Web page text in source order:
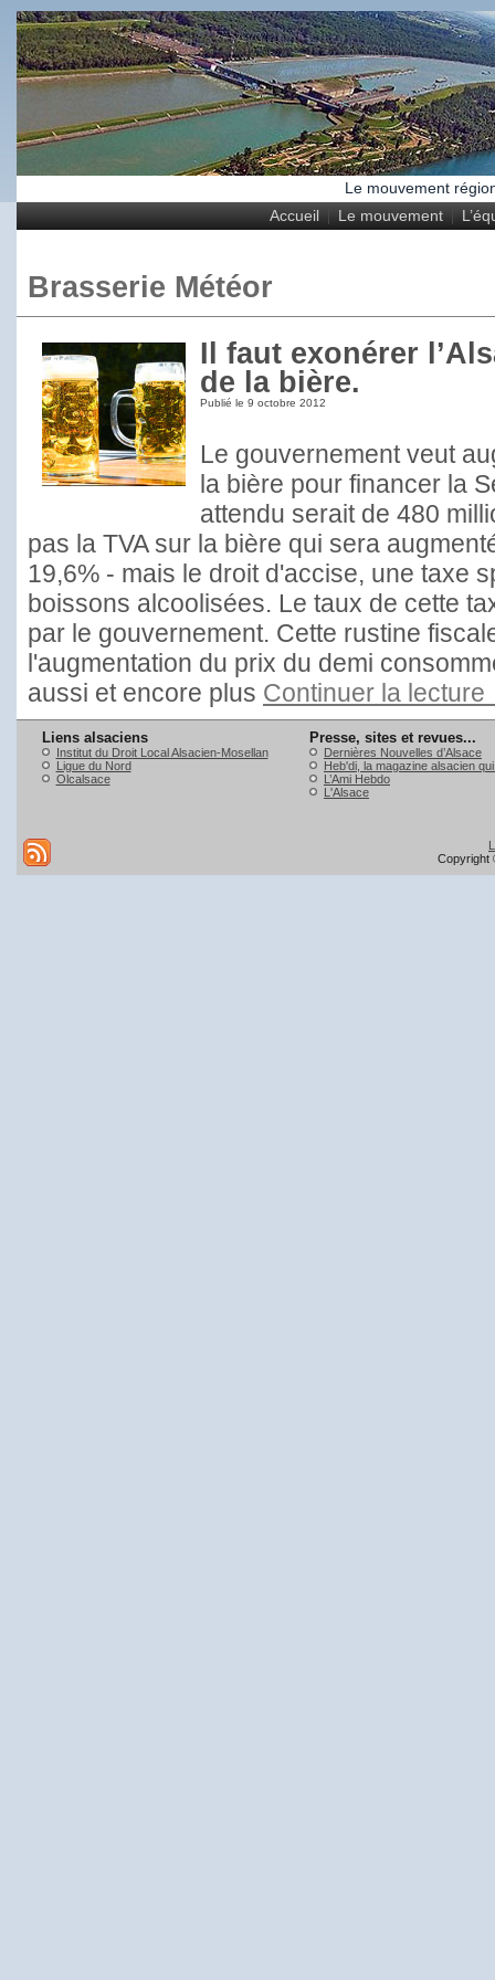
Le mouvement
Accueil
Le mouvement
Brasserie Météor
Il faut exonérer
de la bière.
Publié le 9 octobre 2012
Le gouvernement veut
la bière pour financer la
attendu serait de 480
pas la TVA sur la bière qui sera
19,6% - mais le droit d'accise, une taxe
boissons alcoolisées. Le taux de cette
par le gouvernement. Cette rustine
l'augmentation du prix du demi
aussi et encore plus Continuer la lecture
Liens alsaciens
Institut du Droit Local Alsacien-Mosellan
Ligue du Nord
Olcalsace
Presse, sites et revues...
Dernières Nouvelles d’Alsace
Heb'di, la magazine alsacien
L’Ami Hebdo
L'Alsace
Copyright